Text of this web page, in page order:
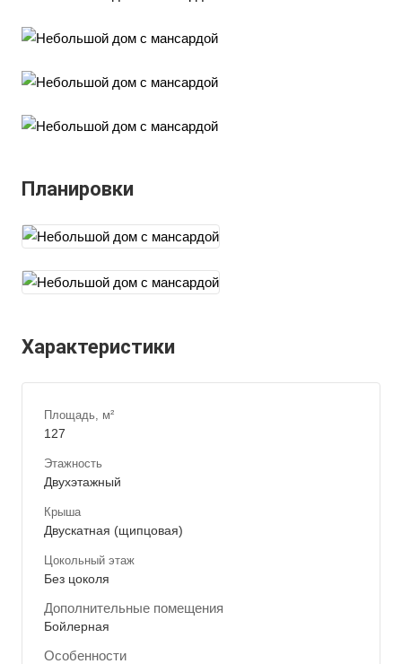
Планировки
Характеристики
Площадь, м²
127
Этажность
Двухэтажный
Крыша
Двускатная (щипцовая)
Цокольный этаж
Без цоколя
Дополнительные помещения
Бойлерная
Особенности